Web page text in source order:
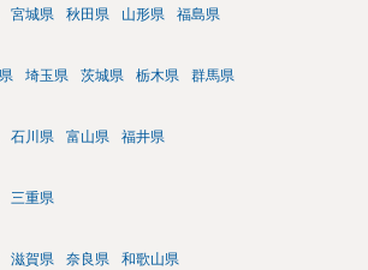
宮城県 秋田県 山形県 福島県
埼玉県 茨城県 栃木県 群馬県
石川県 富山県 福井県
三重県
滋賀県 奈良県 和歌山県